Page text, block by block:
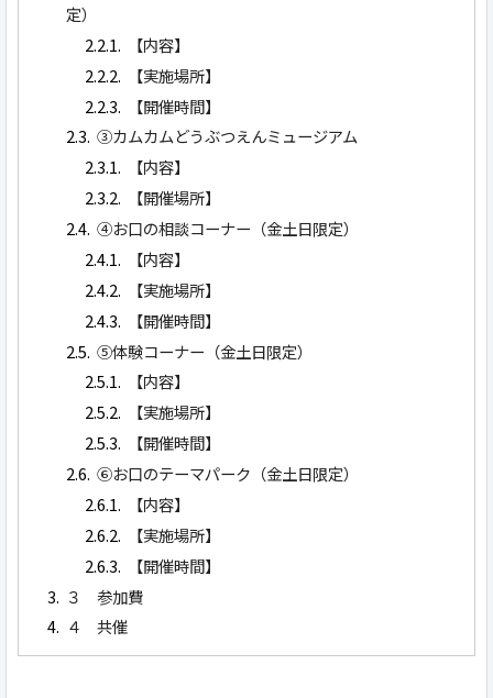
定）
【内容】
【実施場所】
【開催時間】
③カムカムどうぶつえんミュージアム
【内容】
【開催場所】
④お口の相談コーナー（金土日限定）
【内容】
【実施場所】
【開催時間】
⑤体験コーナー（金土日限定）
【内容】
【実施場所】
【開催時間】
⑥お口のテーマパーク（金土日限定）
【内容】
【実施場所】
【開催時間】
３ 参加費
４ 共催